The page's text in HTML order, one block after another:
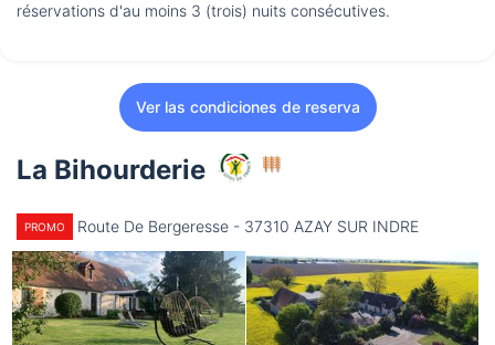
réservations d'au moins 3 (trois) nuits consécutives.
Ver las condiciones de reserva
La Bihourderie
PROMO Route De Bergeresse - 37310 AZAY SUR INDRE